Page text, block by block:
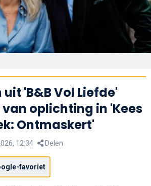
'B&B Vol Liefde'
oplichting in 'Kees
Ontmaskert'
12:34 Delen
favoriet